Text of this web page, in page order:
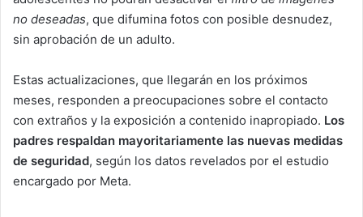
no deseadas, que difumina fotos con posible desnudez,
sin aprobación de un adulto.
Estas actualizaciones, que llegarán en los próximos
meses, responden a preocupaciones sobre el contacto
con extraños y la exposición a contenido inapropiado. Los
padres respaldan mayoritariamente las nuevas medidas
de seguridad, según los datos revelados por el estudio
encargado por Meta.